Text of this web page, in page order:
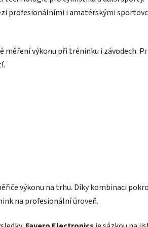
profesionálními i amatérskými
měření výkonu při tréninku i závodech.
výkonu na trhu. Díky kombinaci
na profesionální úroveň.